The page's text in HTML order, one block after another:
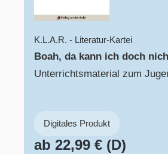
K.L.A.R. - Literatur-Kartei
Boah, da kann ich doch
Unterrichtsmaterial zum
Digitales Produkt
ab 22,99 € (D)